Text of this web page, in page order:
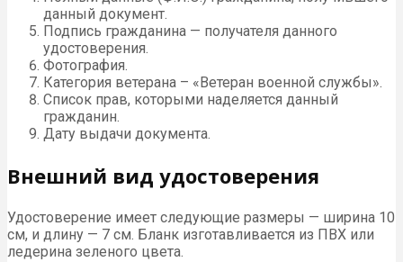
данный документ.
Подпись гражданина — получателя данного
удостоверения.
Фотография.
Категория ветерана – «Ветеран военной службы».
Список прав, которыми наделяется данный
гражданин.
Дату выдачи документа.
Внешний вид удостоверения
Удостоверение имеет следующие размеры — ширина 10
см, и длину — 7 см. Бланк изготавливается из ПВХ или
ледерина зеленого цвета.